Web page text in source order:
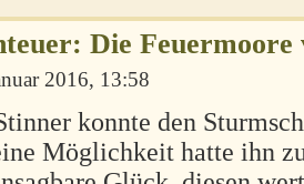
Die Feuermoore
2016, 13:58
konnte den
Möglichkeit hatte ihn